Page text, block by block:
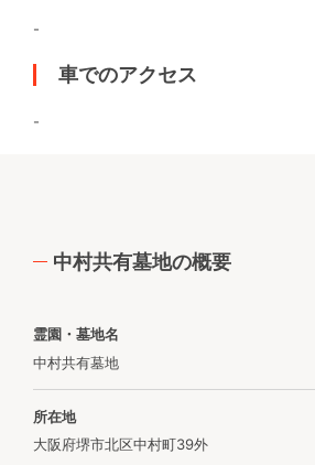
-
車でのアクセス
-
中村共有墓地の概要
霊園・墓地名
中村共有墓地
所在地
大阪府堺市北区中村町39外